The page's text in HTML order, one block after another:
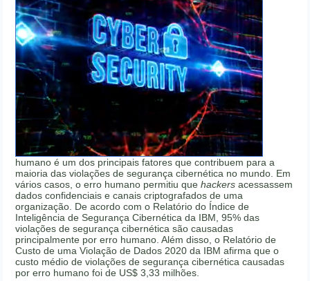
humano é um dos principais fatores que contribuem para a
maioria das violações de segurança cibernética no mundo. Em
vários casos, o erro humano permitiu quehackers acessassem
dados confidenciais e canais criptografados de uma
organização. De acordo com o Relatório do Índice de
Inteligência de Segurança Cibernética da IBM, 95% das
violações de segurança cibernética são causadas
principalmente por erro humano. Além disso, o Relatório de
Custo de uma Violação de Dados 2020 da IBM afirma que o
custo médio de violações de segurança cibernética causadas
por erro humano foi de US$ 3,33 milhões.